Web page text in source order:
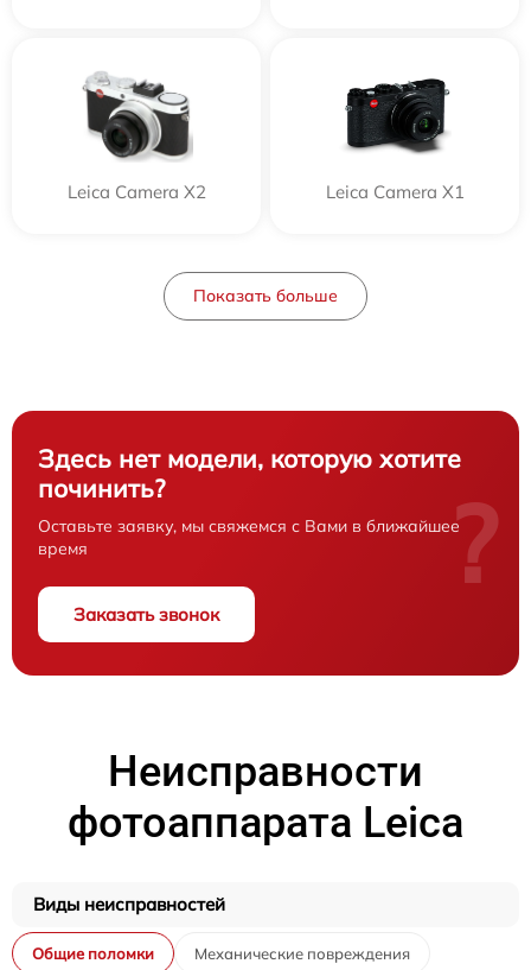
Leica Camera X2 Leica Camera X1
Показать больше
Здесь нет модели, которую хотите
починить?
Оставьте заявку, мы свяжемся с Вами в ближайшее
время
Заказать звонок
?
Неисправности
фотоаппарата Leica
Виды неисправностей
Общие поломки Механические повреждения